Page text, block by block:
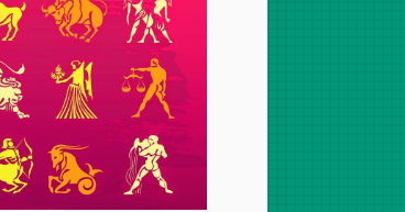
Apr 30,2017